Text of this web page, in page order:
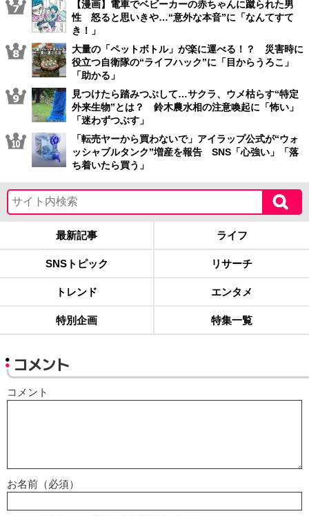
【漫画】電車でベビーカーの赤ちゃんに蹴られた男
性 怒ると思いきや…“意外な本音”に「なんてすて
き！」
大量の「ペットボトル」が楽に運べる！？ 災害時に
役立つ自衛隊の“ライフハック”に「目からうろこ」
「助かる」
見つけたら踏みつぶして…サクラ、ウメ枯らす“特定
外来生物”とは？ 鈴木農水相の注意喚起に「怖い」
「迷わずつぶす」
「転売ヤーから買わないで」アイラップ公式が“ウォ
ッシャブルタンク”増産を報告 SNS「心強い」「落
ち着いたら買う」
最新記事 ライフ
SNSトピック リサーチ
トレンド エンタメ
特別企画 特集一覧
コメント
コメント
お名前（必須）